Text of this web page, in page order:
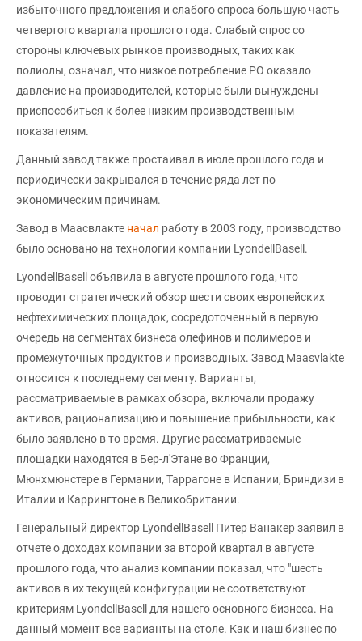
избыточного предложения и слабого спроса большую часть
четвертого квартала прошлого года. Слабый спрос со
стороны ключевых рынков производных, таких как
полиолы, означал, что низкое потребление PO оказало
давление на производителей, которые были вынуждены
приспособиться к более низким производственным
показателям.
Данный завод также простаивал в июле прошлого года и
периодически закрывался в течение ряда лет по
экономическим причинам.
Завод в Маасвлакте начал работу в 2003 году, производство
было основано на технологии компании LyondellBasell.
LyondellBasell объявила в августе прошлого года, что
проводит стратегический обзор шести своих европейских
нефтехимических площадок, сосредоточенный в первую
очередь на сегментах бизнеса олефинов и полимеров и
промежуточных продуктов и производных. Завод Maasvlakte
относится к последнему сегменту. Варианты,
рассматриваемые в рамках обзора, включали продажу
активов, рационализацию и повышение прибыльности, как
было заявлено в то время. Другие рассматриваемые
площадки находятся в Бер-л'Этане во Франции,
Мюнхмюнстере в Германии, Таррагоне в Испании, Бриндизи в
Италии и Каррингтоне в Великобритании.
Генеральный директор LyondellBasell Питер Ванакер заявил в
отчете о доходах компании за второй квартал в августе
прошлого года, что анализ компании показал, что "шесть
активов в их текущей конфигурации не соответствуют
критериям LyondellBasell для нашего основного бизнеса. На
данный момент все варианты на столе. Как и наш бизнес по